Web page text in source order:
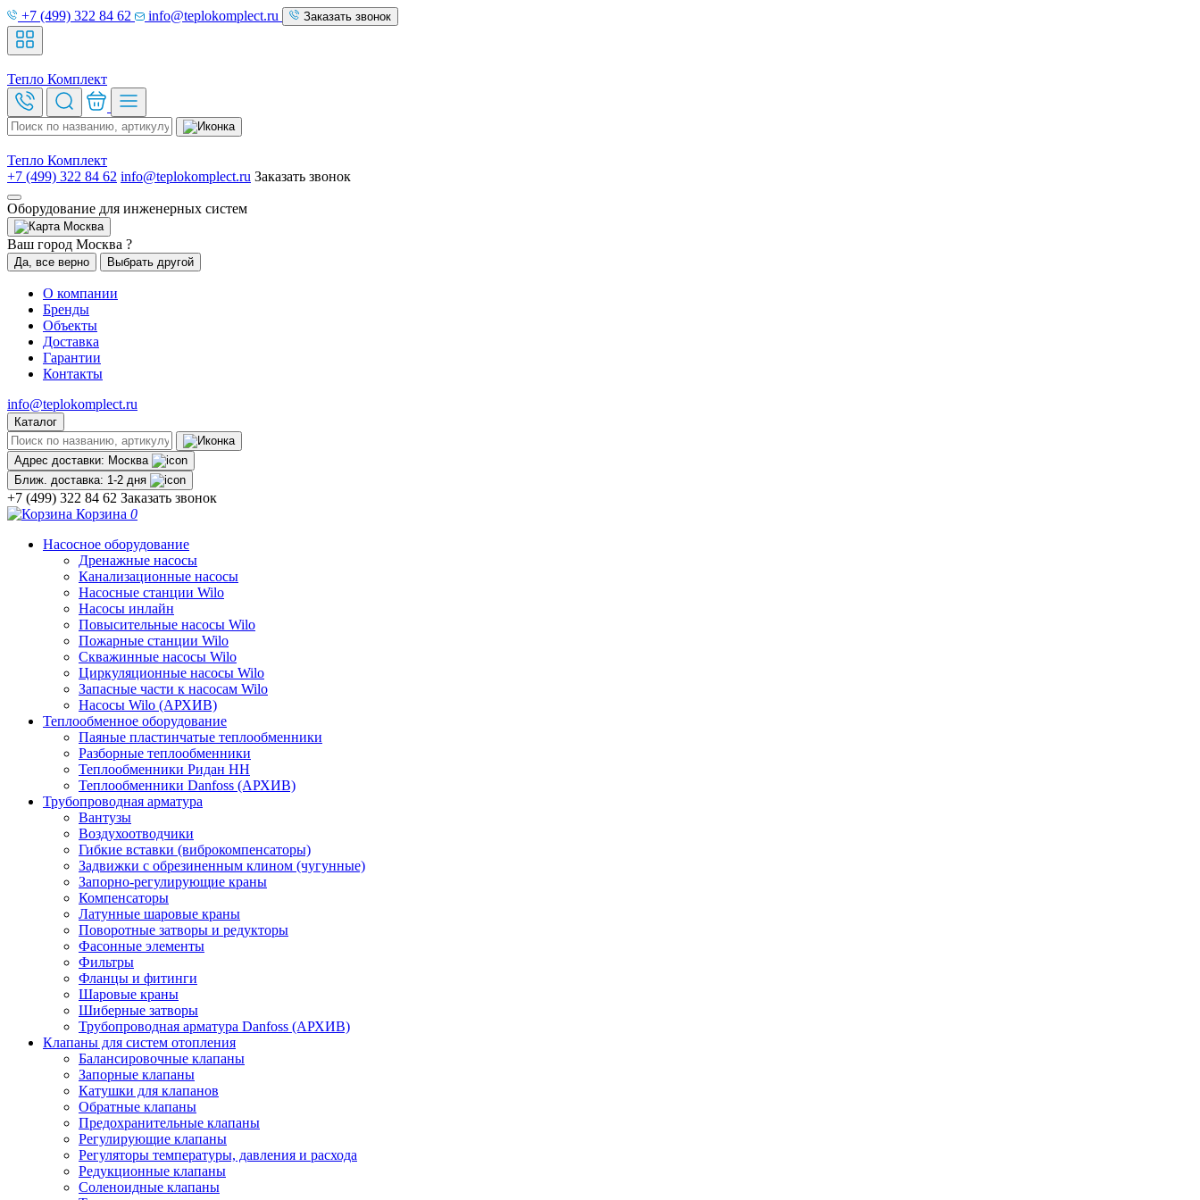
+7 (499) 322 84 62 info@teplokomplect.ru Заказать звонок
Тепло Комплект
Тепло Комплект
+7 (499) 322 84 62 info@teplokomplect.ru Заказать звонок
Оборудование для инженерных систем
Москва
Ваш город Москва ?
Да, все верно Выбрать другой
О компании
Бренды
Объекты
Доставка
Гарантии
Контакты
info@teplokomplect.ru
Каталог
Адрес доставки: Москва
Ближ. доставка: 1-2 дня
+7 (499) 322 84 62 Заказать звонок
Корзина 0
Насосное оборудование
Дренажные насосы
Канализационные насосы
Насосные станции Wilo
Насосы инлайн
Повысительные насосы Wilo
Пожарные станции Wilo
Скважинные насосы Wilo
Циркуляционные насосы Wilo
Запасные части к насосам Wilo
Насосы Wilo (АРХИВ)
Теплообменное оборудование
Паяные пластинчатые теплообменники
Разборные теплообменники
Теплообменники Ридан НН
Теплообменники Danfoss (АРХИВ)
Трубопроводная арматура
Вантузы
Воздухоотводчики
Гибкие вставки (виброкомпенсаторы)
Задвижки с обрезиненным клином (чугунные)
Запорно-регулирующие краны
Компенсаторы
Латунные шаровые краны
Поворотные затворы и редукторы
Фасонные элементы
Фильтры
Фланцы и фитинги
Шаровые краны
Шиберные затворы
Трубопроводная арматура Danfoss (АРХИВ)
Клапаны для систем отопления
Балансировочные клапаны
Запорные клапаны
Катушки для клапанов
Обратные клапаны
Предохранительные клапаны
Регулирующие клапаны
Регуляторы температуры, давления и расхода
Редукционные клапаны
Соленоидные клапаны